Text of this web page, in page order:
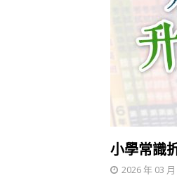
小學常識
2026 年 03 月